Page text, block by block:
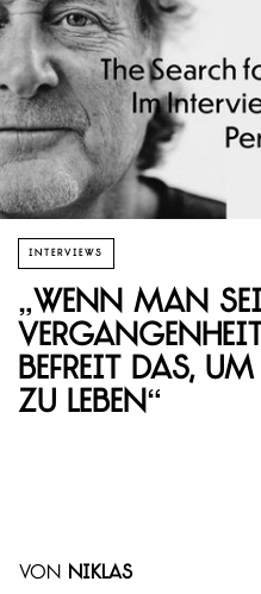
INTERVIEWS
„Wenn man
befreit das,
zu leben“
von Niklas